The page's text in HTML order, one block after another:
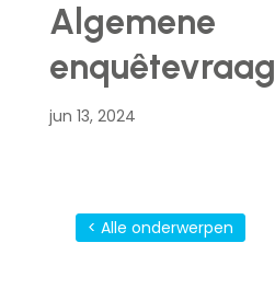
Algemene
enquêtevraag
jun 13, 2024
< Alle onderwerpen